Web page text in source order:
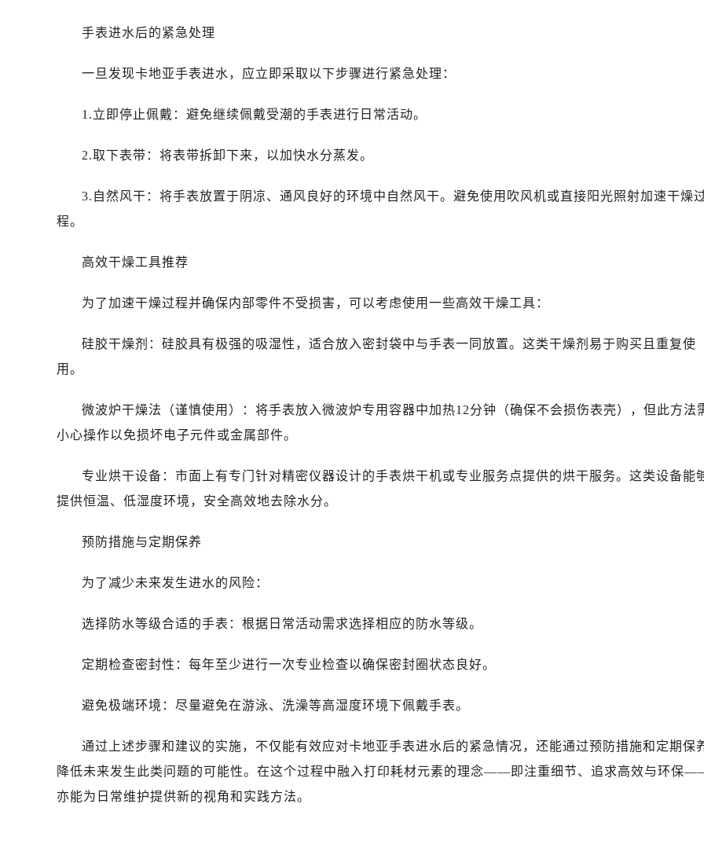
手表进水后的紧急处理
一旦发现卡地亚手表进水，应立即采取以下步骤进行紧急处理：
1.立即停止佩戴：避免继续佩戴受潮的手表进行日常活动。
2.取下表带：将表带拆卸下来，以加快水分蒸发。
3.自然风干：将手表放置于阴凉、通风良好的环境中自然风干。避免使用吹风机或直接阳光照射加速干燥
程。
高效干燥工具推荐
为了加速干燥过程并确保内部零件不受损害，可以考虑使用一些高效干燥工具：
硅胶干燥剂：硅胶具有极强的吸湿性，适合放入密封袋中与手表一同放置。这类干燥剂易于购买且重复使
用。
微波炉干燥法（谨慎使用）：将手表放入微波炉专用容器中加热12分钟（确保不会损伤表壳），但此方法
小心操作以免损坏电子元件或金属部件。
专业烘干设备：市面上有专门针对精密仪器设计的手表烘干机或专业服务点提供的烘干服务。这类设备能
提供恒温、低湿度环境，安全高效地去除水分。
预防措施与定期保养
为了减少未来发生进水的风险：
选择防水等级合适的手表：根据日常活动需求选择相应的防水等级。
定期检查密封性：每年至少进行一次专业检查以确保密封圈状态良好。
避免极端环境：尽量避免在游泳、洗澡等高湿度环境下佩戴手表。
通过上述步骤和建议的实施，不仅能有效应对卡地亚手表进水后的紧急情况，还能通过预防措施和定期保
降低未来发生此类问题的可能性。在这个过程中融入打印耗材元素的理念——即注重细节、追求高效与环保
亦能为日常维护提供新的视角和实践方法。